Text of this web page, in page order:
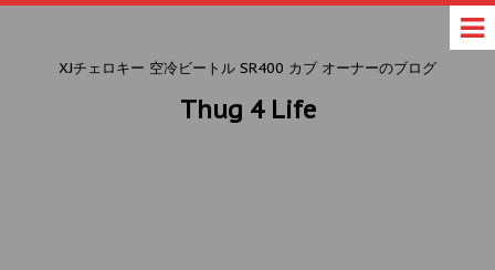
XJチェロキー 空冷ビートル SR400 カブ オーナーのブログ
Thug 4 Life